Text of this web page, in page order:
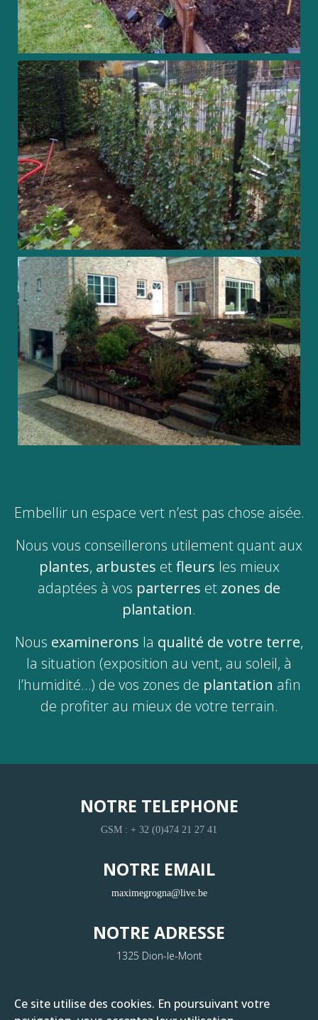
Embellir un espace vert n’est pas chose aisée.
Nous vous conseillerons utilement quant aux
plantes, arbustes etfleurs les mieux
adaptées à vos parterres et zones de
plantation.
Nous examinerons la qualité de votre terre,
la situation (exposition au vent, au soleil, à
l’humidité…) de vos zones de plantation afin
de profiter au mieux de votre terrain.
NOTRE TELEPHONE
GSM : + 32 (0)474 21 27 41
NOTRE EMAIL
maximegrogna@live.be
NOTRE ADRESSE
1325 Dion-le-Mont
Copyright
Ce site utilise des cookies. En poursuivant votre